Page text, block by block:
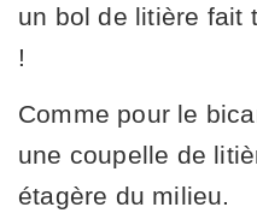
un bol de litière fait
!
Comme pour le
une coupelle de
étagère du milieu.